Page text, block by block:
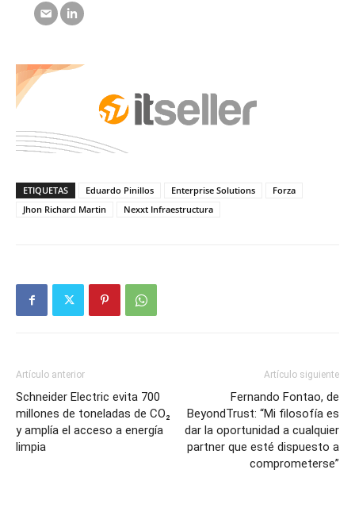
ETIQUETAS Eduardo Pinillos Enterprise Solutions
Forza
Jhon Richard Martin
Nexxt Infraestructura
Artículo anterior
Schneider Electric evita 700
millones de toneladas de CO₂
y amplía el acceso a energía
limpia
Artículo siguiente
Fernando Fontao, de
BeyondTrust: “Mi filosofía es
dar la oportunidad a cualquier
partner que esté dispuesto a
comprometerse”